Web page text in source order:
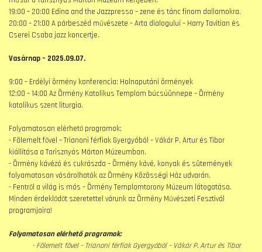
19:00 – 20:00 Edina and the Jazzpresso – zene és tánc finom dallamokra.
20:00 – 21:00 A párbeszéd művészete – Arta dialogului – Harry Tavitian és
Cserei Csaba jazz koncertje.
Vasárnap – 2025.09.07.
9:00 – Erdélyi örmény konferencia: Holnaputáni örmények
12:00 – 14:00 Az Örmény Katolikus Templom búcsúünnepe – Örmény
katolikus szent liturgia.
Folyamatosan elérhető programok:
- Fölemelt fővel – Trianoni férfiak Gyergyóból – Vákár P. Artur és Tibor
kiállítása a Tarisznyás Márton Múzeumban.
- Örmény kávézó és cukrászda – Örmény kávé, konyak és sütemények
folyamatosan vásárolhatók az Örmény Közösségi Ház udvarán.
- Fentről a világ is más – Örmény Templomtorony Múzeum látogatása.
Minden érdeklődőt szeretettel várunk az Örmény Művészeti Fesztivál
programjaira!
Folyamatosan elérhető programok:
- Fölemelt fővel – Trianoni férfiak Gyergyóból – Vákár P. Artur és Tibor